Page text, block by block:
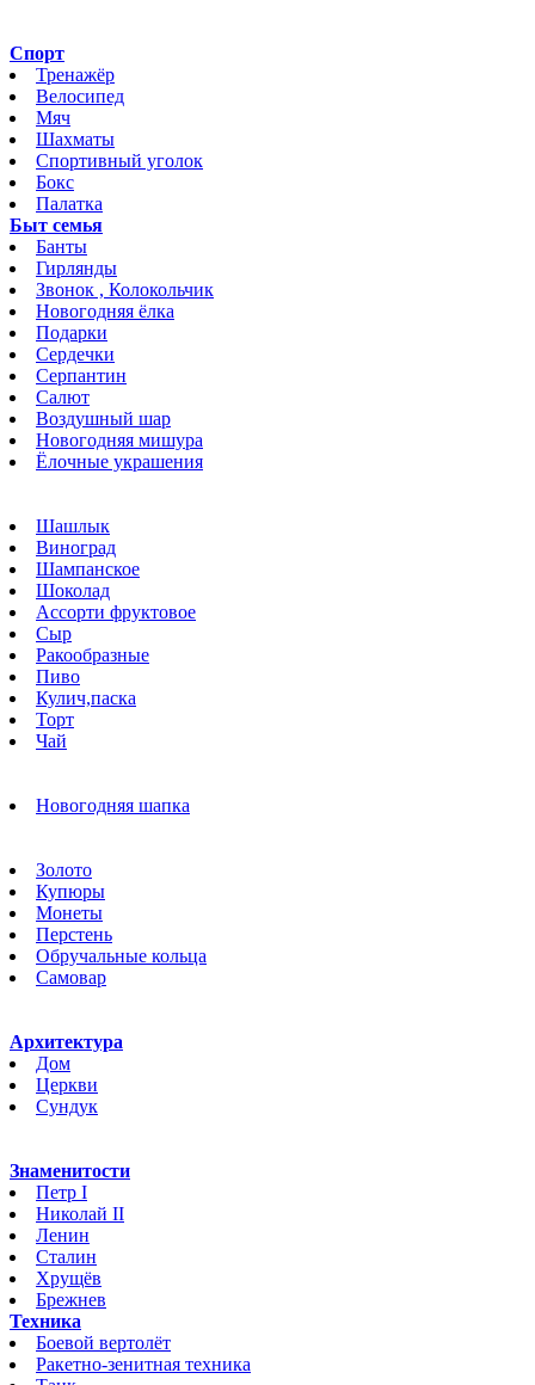
Спорт
Тренажёр
Велосипед
Мяч
Шахматы
Спортивный уголок
Бокс
Палатка
Быт семья
Банты
Гирлянды
Звонок , Колокольчик
Новогодняя ёлка
Подарки
Сердечки
Серпантин
Салют
Воздушный шар
Новогодняя мишура
Ёлочные украшения
Шашлык
Виноград
Шампанское
Шоколад
Ассорти фруктовое
Сыр
Ракообразные
Пиво
Кулич,паска
Торт
Чай
Новогодняя шапка
Золото
Купюры
Монеты
Перстень
Обручальные кольца
Самовар
Архитектура
Дом
Церкви
Сундук
Знаменитости
Петр I
Николай II
Ленин
Сталин
Хрущёв
Брежнев
Техника
Боевой вертолёт
Ракетно-зенитная техника